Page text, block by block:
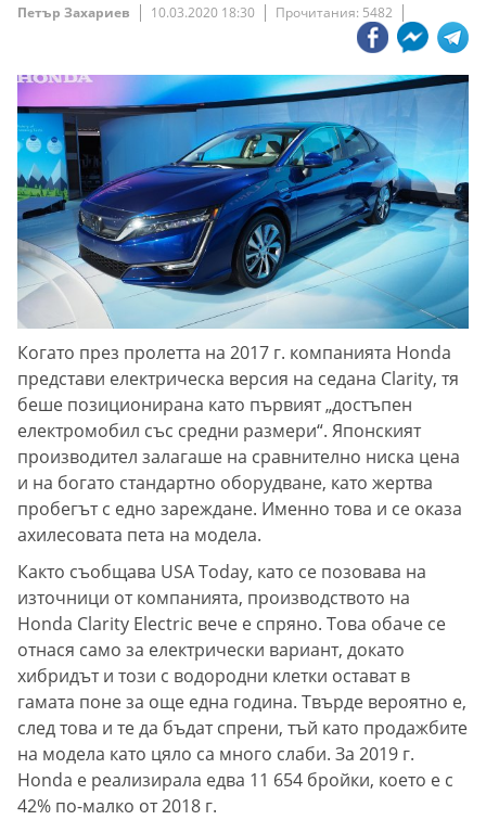
Петър Захариев 10.03.2020 18:30 Прочитания: 5482
Когато през пролетта на 2017 г. компанията Honda
представи електрическа версия на седана Clarity, тя
беше позиционирана като първият „достъпен
електромобил със средни размери“. Японският
производител залагаше на сравнително ниска цена
и на богато стандартно оборудване, като жертва
пробегът с едно зареждане. Именно това и се оказа
ахилесовата пета на модела.
Както съобщава USA Today, като се позовава на
източници от компанията, производството на
Honda Clarity Electric вече е спряно. Това обаче се
отнася само за електрически вариант, докато
хибридът и този с водородни клетки остават в
гамата поне за още една година. Твърде вероятно е,
след това и те да бъдат спрени, тъй като продажбите
на модела като цяло са много слаби. За 2019 г.
Honda е реализирала едва 11 654 бройки, което е с
42% по-малко от 2018 г.